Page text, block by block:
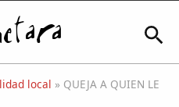
local » QUEJA A QUIEN LE